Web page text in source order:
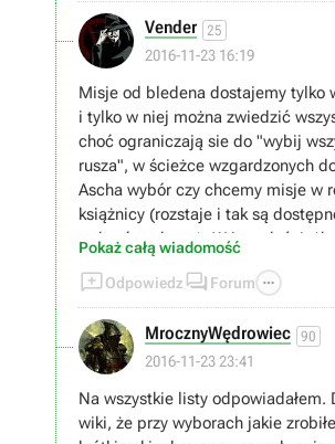
Vender 25
2016-11-23 16:19
Misje od bledena dostajemy tylko
i tylko w niej można zwiedzić
choć ograniczają sie do "wybij
rusza", w ścieżce wzgardzonych
Ascha wybór czy chcemy misje w
książnicy (rozstaje i tak są
wybrać tą drugą). W innych
tylko w ścieżce rebeliantów w
dostać, z tego co czytałem.
Pokaż całą wiadomość
Odpowiedz  Forum 
MrocznyWędrowiec 90
2016-11-23 23:41
Na wszystkie listy odpowiadałem.
wiki, że przy wyborach jakie